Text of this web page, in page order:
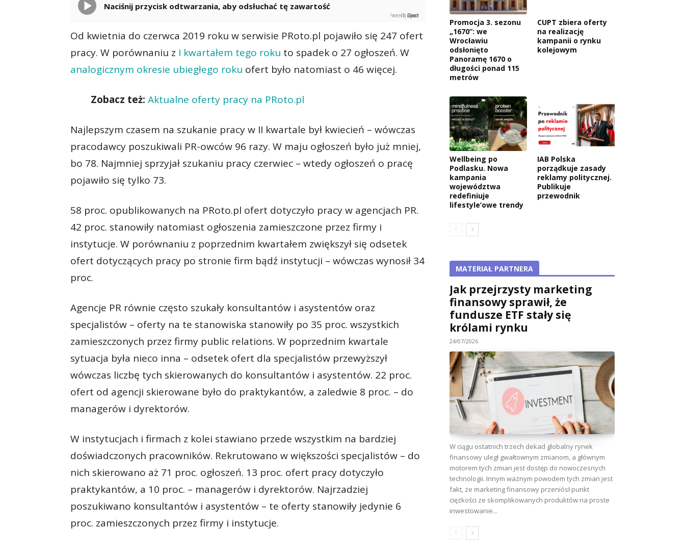
Naciśnij przycisk odtwarzania, aby odsłuchać tę zawartość
Powered By GSpeech
Od kwietnia do czerwca 2019 roku w serwisie PRoto.pl pojawiło się 247 ofert
pracy. W porównaniu z I kwartałem tego roku to spadek o 27 ogłoszeń. W
analogicznym okresie ubiegłego roku ofert było natomiast o 46 więcej.
Zobacz też: Aktualne oferty pracy na PRoto.pl
Najlepszym czasem na szukanie pracy w II kwartale był kwiecień – wówczas
pracodawcy poszukiwali PR-owców 96 razy. W maju ogłoszeń było już mniej,
bo 78. Najmniej sprzyjał szukaniu pracy czerwiec – wtedy ogłoszeń o pracę
pojawiło się tylko 73.
58 proc. opublikowanych na PRoto.pl ofert dotyczyło pracy w agencjach PR.
42 proc. stanowiły natomiast ogłoszenia zamieszczone przez firmy i
instytucje. W porównaniu z poprzednim kwartałem zwiększył się odsetek
ofert dotyczących pracy po stronie firm bądź instytucji – wówczas wynosił 34
proc.
Agencje PR równie często szukały konsultantów i asystentów oraz
specjalistów – oferty na te stanowiska stanowiły po 35 proc. wszystkich
zamieszczonych przez firmy public relations. W poprzednim kwartale
sytuacja była nieco inna – odsetek ofert dla specjalistów przewyższył
wówczas liczbę tych skierowanych do konsultantów i asystentów. 22 proc.
ofert od agencji skierowane było do praktykantów, a zaledwie 8 proc. – do
managerów i dyrektorów.
W instytucjach i firmach z kolei stawiano przede wszystkim na bardziej
doświadczonych pracowników. Rekrutowano w większości specjalistów – do
nich skierowano aż 71 proc. ogłoszeń. 13 proc. ofert pracy dotyczyło
praktykantów, a 10 proc. – managerów i dyrektorów. Najrzadziej
poszukiwano konsultantów i asystentów – te oferty stanowiły jedynie 6
proc. zamieszczonych przez firmy i instytucje.
Promocja 3. sezonu
„1670”: we
Wrocławiu
odsłonięto
Panoramę 1670 o
długości ponad 115
metrów
CUPT zbiera oferty
na realizację
kampanii o rynku
kolejowym
Wellbeing po
Podlasku. Nowa
kampania
województwa
redefiniuje
lifestyle’owe trendy
IAB Polska
porządkuje zasady
reklamy politycznej.
Publikuje
przewodnik
MATERIAŁ PARTNERA
Jak przejrzysty marketing
finansowy sprawił, że
fundusze ETF stały się
królami rynku
24/07/2026
W ciągu ostatnich trzech dekad globalny rynek
finansowy uległ gwałtownym zmianom, a głównym
motorem tych zmian jest dostęp do nowoczesnych
technologii. Innym ważnym powodem tych zmian jest
fakt, że marketing finansowy przeniósł punkt
ciężkości ze skomplikowanych produktów na proste
inwestowanie...